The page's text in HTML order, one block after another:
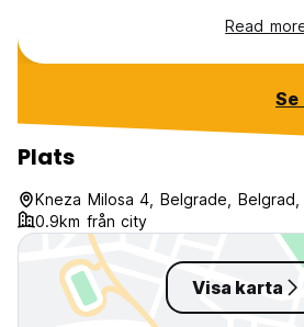
Read
Se
Plats
Kneza Milosa 4, Belgrade, Belgrad,
0.9km från city
Visa karta